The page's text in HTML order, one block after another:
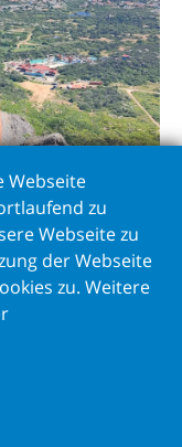
Spass machen
zufrieden mit
Dienst.
einem
Entweder sind
Webseite
zu
Webseite zu
der Webseite
zu. Weitere